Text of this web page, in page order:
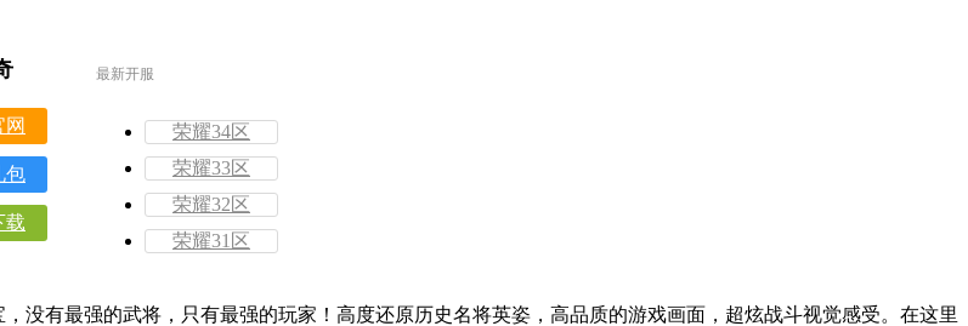
包
载
最新开服
荣耀34区
荣耀33区
荣耀32区
荣耀31区
没有最强的武将，只有最强的玩家！高度还原历史名将英姿，高品质的游戏画面，超炫战斗视觉感受。在这里